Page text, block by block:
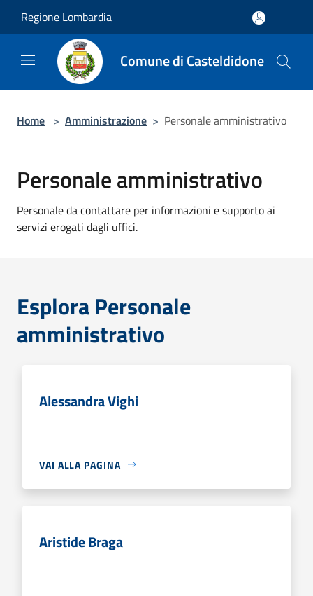
Regione Lombardia
Comune di Casteldidone
Home > Amministrazione > Personale amministrativo
Personale amministrativo
Personale da contattare per informazioni e supporto ai
servizi erogati dagli uffici.
Esplora Personale
amministrativo
Alessandra Vighi
VAI ALLA PAGINA
Aristide Braga